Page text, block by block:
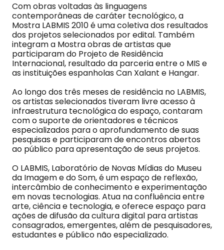
Com obras voltadas às linguagens
contemporâneas de caráter tecnológico, a
Mostra LABMIS 2010 é uma coletiva dos resultados
dos projetos selecionados por edital. Também
integram a Mostra obras de artistas que
participaram do Projeto de Residência
Internacional, resultado da parceria entre o MIS e
as instituições espanholas Can Xalant e Hangar.
Ao longo dos três meses de residência no LABMIS,
os artistas selecionados tiveram livre acesso à
infraestrutura tecnológica do espaço, contaram
com o suporte de orientadores e técnicos
especializados para o aprofundamento de suas
pesquisas e participaram de encontros abertos
ao público para apresentação de seus projetos.
O LABMIS, Laboratório de Novas Mídias do Museu
da Imagem e do Som, é um espaço de reflexão,
intercâmbio de conhecimento e experimentação
em novas tecnologias. Atua na confluência entre
arte, ciência e tecnologia, e oferece espaço para
ações de difusão da cultura digital para artistas
consagrados, emergentes, além de pesquisadores,
estudantes e público não especializado.